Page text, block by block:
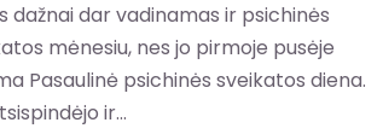
dažnai dar vadinamas ir psichinės
mėnesiu, nes jo pirmoje pusėje
Pasaulinė psichinės sveikatos diena.
ir...